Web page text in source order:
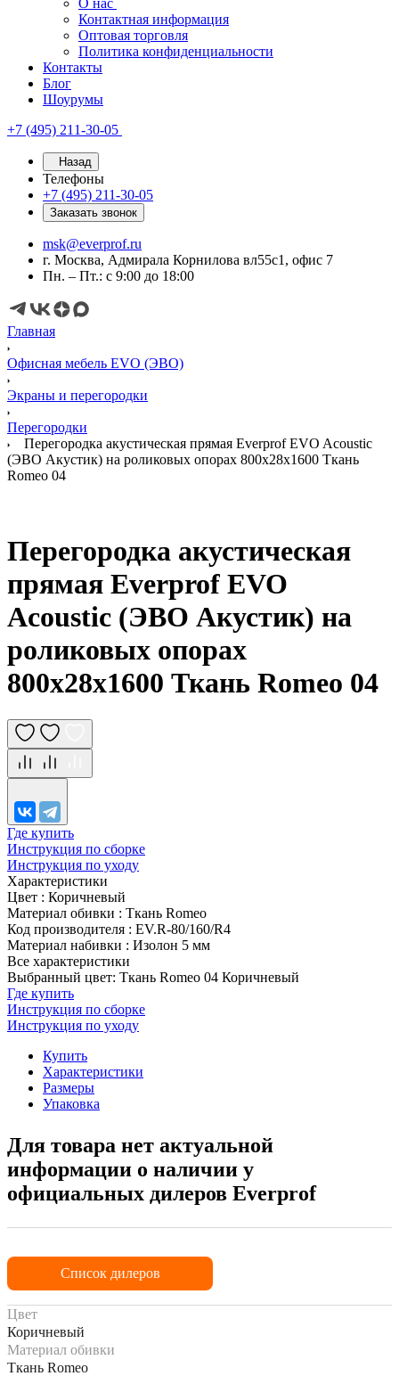
О нас
Контактная информация
Оптовая торговля
Политика конфиденциальности
Контакты
Блог
Шоурумы
+7 (495) 211-30-05
Назад
Телефоны
+7 (495) 211-30-05
Заказать звонок
msk@everprof.ru
г. Москва, Адмирала Корнилова вл55с1, офис 7
Пн. – Пт.: с 9:00 до 18:00
Главная
Офисная мебель EVO (ЭВО)
Экраны и перегородки
Перегородки
Перегородка акустическая прямая Everprof EVO Acoustic
(ЭВО Акустик) на роликовых опорах 800х28х1600 Ткань
Romeo 04
Перегородка акустическая
прямая Everprof EVO
Acoustic (ЭВО Акустик) на
роликовых опорах
800х28х1600 Ткань Romeo 04
Где купить
Инструкция по сборке
Инструкция по уходу
Характеристики
Цвет : Коричневый
Материал обивки : Ткань Romeo
Код производителя : EV.R-80/160/R4
Материал набивки : Изолон 5 мм
Все характеристики
Выбранный цвет: Ткань Romeo 04 Коричневый
Где купить
Инструкция по сборке
Инструкция по уходу
Купить
Характеристики
Размеры
Упаковка
Для товара нет актуальной
информации о наличии у
официальных дилеров Everprof
Список дилеров
Цвет
Коричневый
Материал обивки
Ткань Romeo